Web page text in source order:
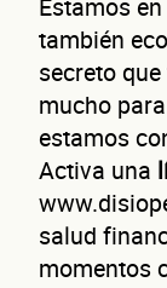
Estamos
también
secreto
mucho
estamos
Activa una
salud
momentos